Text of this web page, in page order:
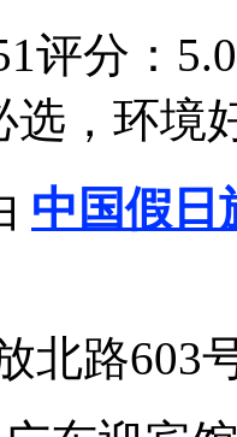
评分：
选，环境
中国假日
北路603